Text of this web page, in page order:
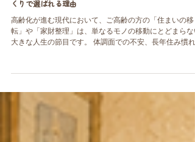
パーのいる引越屋さん」が、高齢者のお引越しと住環境
くりで選ばれる理由
大きな人生の節目です。 体調面での不安、長年住み慣れ
雑な想いと環境の変化に、私たちはどう寄り添うべきで
ょうか。 今回は、「ヘルパーのいる引越屋さん」こと株
会社くらすむーぶが実践した、医療・福祉・全国ネット
引越業者様には決して真似のできない、私たちならでは